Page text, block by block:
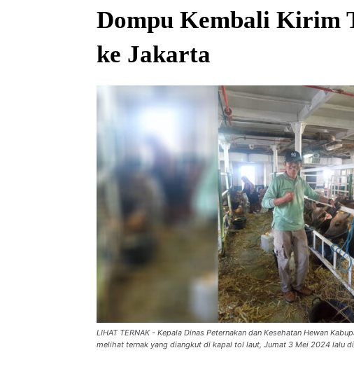
Dompu Kembali Kirim
ke Jakarta
LIHAT TERNAK - Kepala Dinas Peternakan dan Kesehatan Hewan
melihat ternak yang diangkut di kapal tol laut, Jumat 3 Mei 2024 lalu